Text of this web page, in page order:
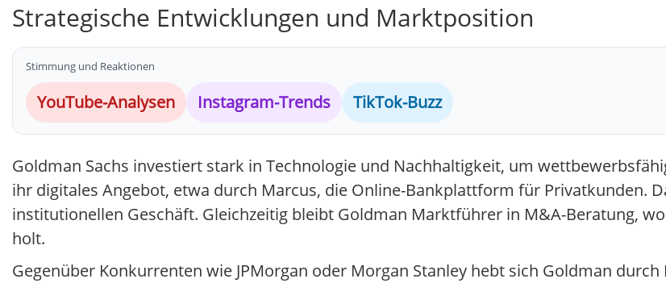
Strategische Entwicklungen und Marktposition
Stimmung und Reaktionen
YouTube-Analysen Instagram-Trends TikTok-Buzz
Goldman Sachs investiert stark in Technologie und Nachhaltigkeit, um
ihr digitales Angebot, etwa durch Marcus, die Online-Bankplattform für Privatkunden.
institutionellen Geschäft. Gleichzeitig bleibt Goldman Marktführer in M&A-Beratung,
holt.
Gegenüber Konkurrenten wie JPMorgan oder Morgan Stanley hebt sich Goldman durch